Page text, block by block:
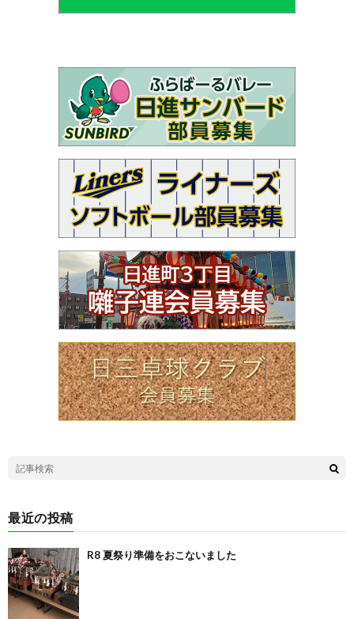
最近の投稿
R8 夏祭り準備をおこないました